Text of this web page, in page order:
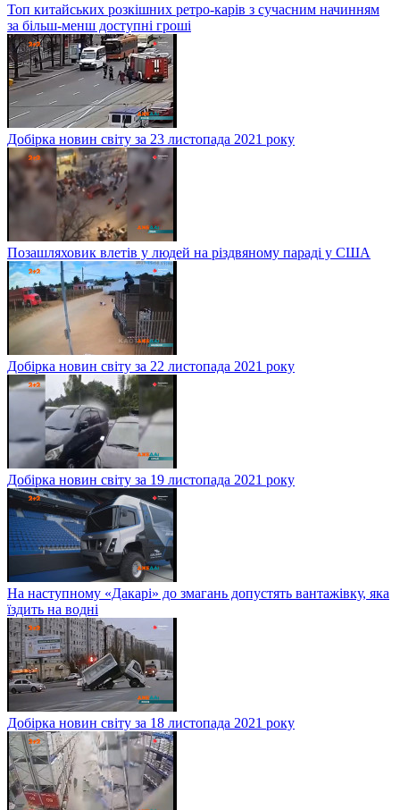
Топ китайських розкішних ретро-карів з сучасним начинням
за більш-менш доступні гроші
Добірка новин світу за 23 листопада 2021 року
Позашляховик влетів у людей на різдвяному параді у США
Добірка новин світу за 22 листопада 2021 року
Добірка новин світу за 19 листопада 2021 року
На наступному «Дакарі» до змагань допустять вантажівку, яка
їздить на водні
Добірка новин світу за 18 листопада 2021 року